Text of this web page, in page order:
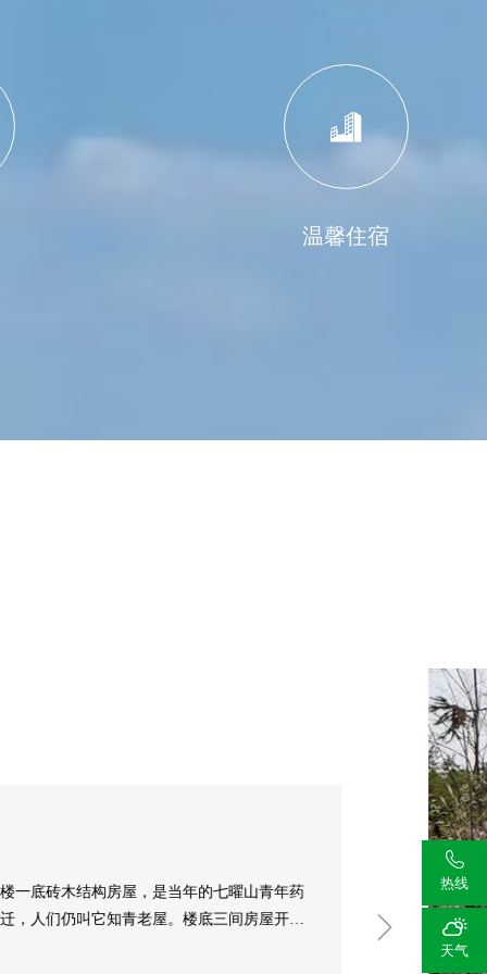

热线

天气

温馨住宿

一底砖木结构房屋，是当年的七曜山青年药
，人们仍叫它知青老屋。楼底三间房屋开辟